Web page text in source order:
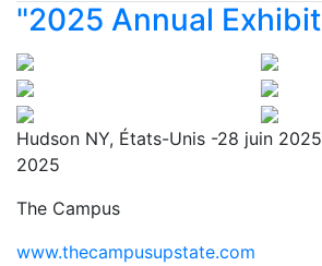
"2025 Annual
Hudson NY, États-Unis -28 juin
2025
The Campus
www.thecampusupstate.com